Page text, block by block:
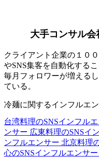
大手コンサル会
クライアント企業の１０
やSNS集客を自動化する
毎月フォロワーが増える
ている。
冷麺に関するインフルエ
台湾料理のSNSインフル
ンサー 広東料理のSNSイ
ンフルエンサー 北京料理
心のSNSインフルエンサー